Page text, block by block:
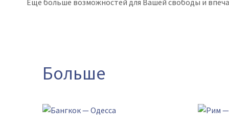
Еще больше возможностей для Вашей свободы и
Больше